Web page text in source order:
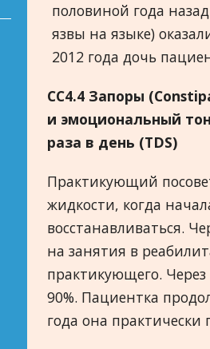
13.
17.
18.
21.
половиной года
язвы на языке)
2012 года дочь
CC4.4 Запоры (
и эмоциональный
раза в день (TDS)
Практикующий
жидкости, когда
восстанавливаться.
на занятия в
практикующего.
90%. Пациентка
года она практически